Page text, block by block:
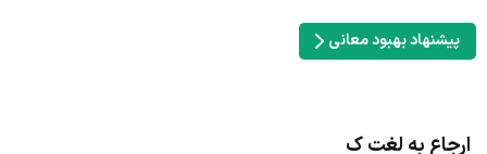
پیشنهاد بهبود معانی
ارجاع به لغت ک